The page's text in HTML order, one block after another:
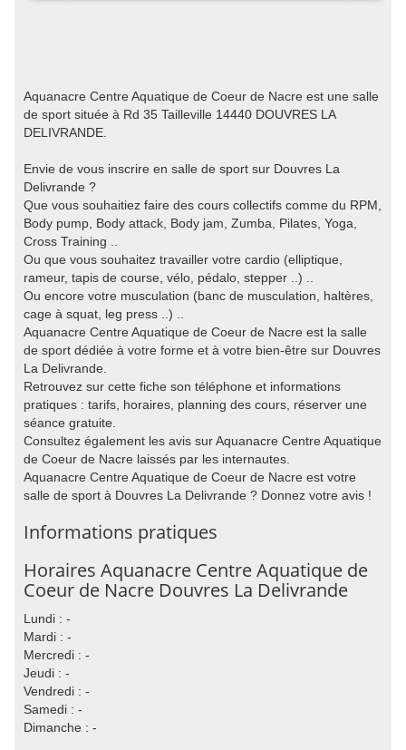
Aquanacre Centre Aquatique de Coeur de Nacre est une salle
de sport située à Rd 35 Tailleville 14440 DOUVRES LA
DELIVRANDE.
Envie de vous inscrire en salle de sport sur Douvres La
Delivrande ?
Que vous souhaitiez faire des cours collectifs comme du RPM,
Body pump, Body attack, Body jam, Zumba, Pilates, Yoga,
Cross Training ..
Ou que vous souhaitez travailler votre cardio (elliptique,
rameur, tapis de course, vélo, pédalo, stepper ..) ..
Ou encore votre musculation (banc de musculation, haltères,
cage à squat, leg press ..) ..
Aquanacre Centre Aquatique de Coeur de Nacre est la salle
de sport dédiée à votre forme et à votre bien-être sur Douvres
La Delivrande.
Retrouvez sur cette fiche son téléphone et informations
pratiques : tarifs, horaires, planning des cours, réserver une
séance gratuite.
Consultez également les avis sur Aquanacre Centre Aquatique
de Coeur de Nacre laissés par les internautes.
Aquanacre Centre Aquatique de Coeur de Nacre est votre
salle de sport à Douvres La Delivrande ? Donnez votre avis !
Informations pratiques
Horaires Aquanacre Centre Aquatique de
Coeur de Nacre Douvres La Delivrande
Lundi : -
Mardi : -
Mercredi : -
Jeudi : -
Vendredi : -
Samedi : -
Dimanche : -